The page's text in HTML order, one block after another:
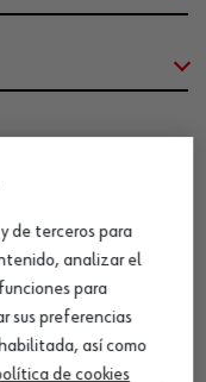
de terceros para
analizar el
para
sus preferencias
así como
de cookies